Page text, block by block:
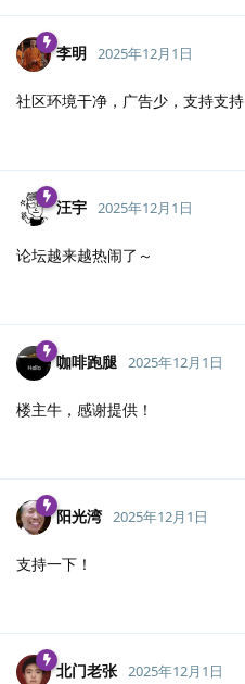
李明 2025年12月1日
社区环境干净，广告少，支持支持
汪宇 2025年12月1日
论坛越来越热闹了～
咖啡跑腿 2025年12月1日
楼主牛，感谢提供！
阳光湾 2025年12月1日
支持一下！
北门老张 2025年12月1日